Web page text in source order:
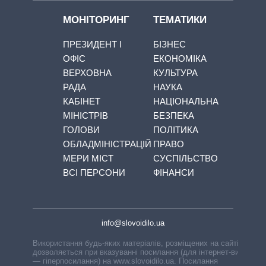
МОНІТОРИНГ
ПРЕЗИДЕНТ І
ОФІС
ВЕРХОВНА
РАДА
КАБІНЕТ
МІНІСТРІВ
ГОЛОВИ
ОБЛАДМІНІСТРАЦІЙ
МЕРИ МІСТ
ВСІ ПЕРСОНИ
ТЕМАТИКИ
БІЗНЕС
ЕКОНОМІКА
КУЛЬТУРА
НАУКА
НАЦІОНАЛЬНА
БЕЗПЕКА
ПОЛІТИКА
ПРАВО
СУСПІЛЬСТВО
ФІНАНСИ
info@slovoidilo.ua
Використання будь-яких матеріалів, розміщених на сайті,
дозволяється при вказуванні посилання (для інтернет-видань
— гіперпосилання) на www.slovoidilo.ua. Посилання